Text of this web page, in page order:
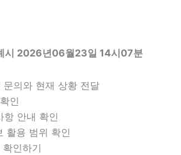
시 2026년06월23일 14시07분
의와 현재 상황 전달
인
항 안내 확인
활용 범위 확인
인하기